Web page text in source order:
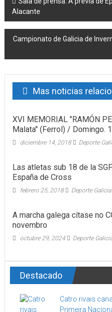
Alacante
Campionato de Galicia de
Mas noticias
XVI MEMORIAL "RAMÓN
Malata" (Ferrol) / Domingo.
diciembre 14, 2018 Deporte
Las atletas sub 18 de la
España de Cross
febrero 25, 2018 Deporte Galicia
A marcha galega cítase no
novembro
octubre 29, 2024 Deporte Galicia
Destacado
Catro rivais
Primeira